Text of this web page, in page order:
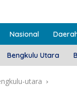
Nasional
Bengkulu Utara
utara